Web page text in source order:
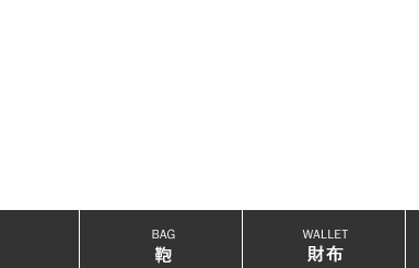
当店厳選ブランドバック